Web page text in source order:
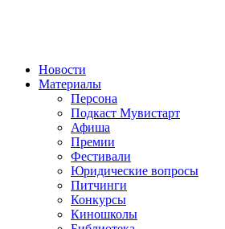
Новости
Материалы
Персона
Подкаст Мувистарт
Афиша
Премии
Фестивали
Юридические вопросы
Питчинги
Конкурсы
Киношколы